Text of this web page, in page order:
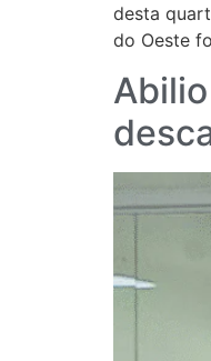
desta
do Oeste